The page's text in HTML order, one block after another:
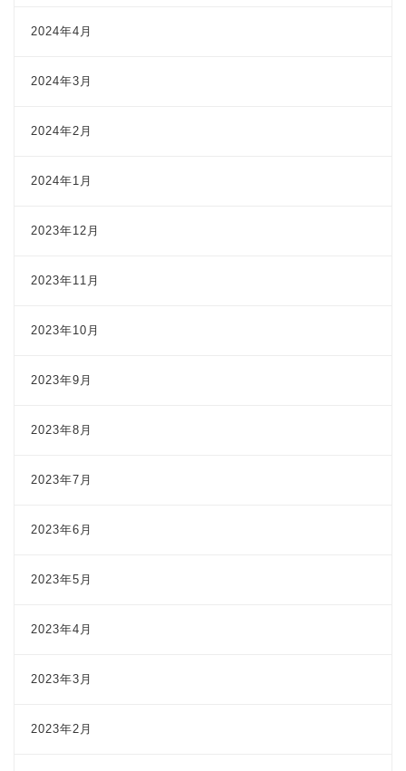
2024年4月
2024年3月
2024年2月
2024年1月
2023年12月
2023年11月
2023年10月
2023年9月
2023年8月
2023年7月
2023年6月
2023年5月
2023年4月
2023年3月
2023年2月